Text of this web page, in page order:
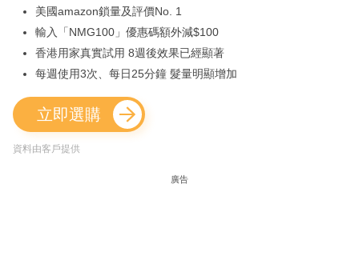
美國amazon鎖量及評價No. 1
輸入「NMG100」優惠碼額外減$100
香港用家真實試用 8週後效果已經顯著
每週使用3次、每日25分鐘 髮量明顯增加
立即選購
資料由客戶提供
廣告